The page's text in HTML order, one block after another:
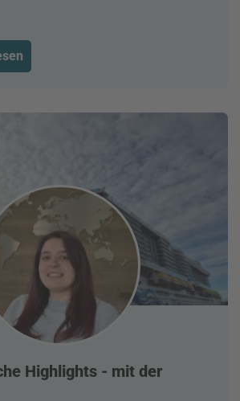
Highlights - mit der